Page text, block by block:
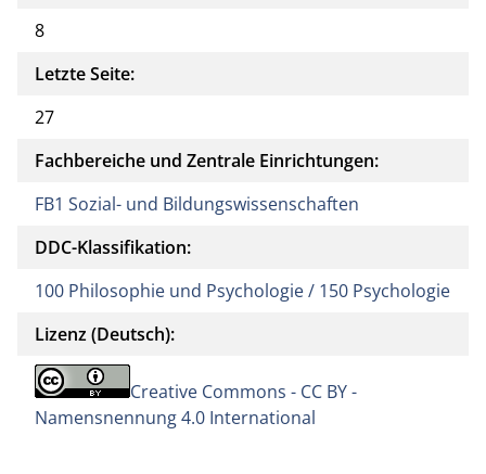
8
Letzte Seite:
27
Fachbereiche und Zentrale Einrichtungen:
FB1 Sozial- und Bildungswissenschaften
DDC-Klassifikation:
100 Philosophie und Psychologie / 150 Psychologie
Lizenz (Deutsch):
Creative Commons - CC BY -
Namensnennung 4.0 International